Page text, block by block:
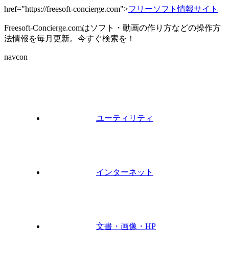
href="https://freesoft-concierge.com">フリーソフト情報サイト
Freesoft-Concierge.comはソフト・動画の作り方などの操作方
法情報を毎月更新。今すぐ検索を！
navcon
ユーティリティ
インターネット
文書・画像・HP